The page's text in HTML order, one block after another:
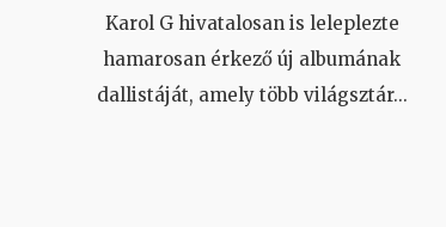
Karol G hivatalosan is leleplezte
hamarosan érkező új albumának
dallistáját, amely több világsztár...